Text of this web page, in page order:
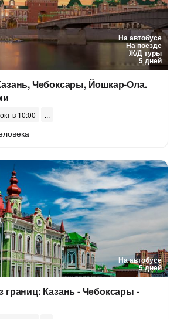
На автобусе
На поезде
Ж/Д туры
5 дней
Чебоксары, Йошкар-Ола.
в 10:00
На автобусе
5 дней
границ: Казань - Чебоксары -